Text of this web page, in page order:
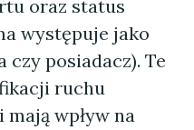
oraz status
występuje jako
posiadacz). Te
ruchu
wpływ na